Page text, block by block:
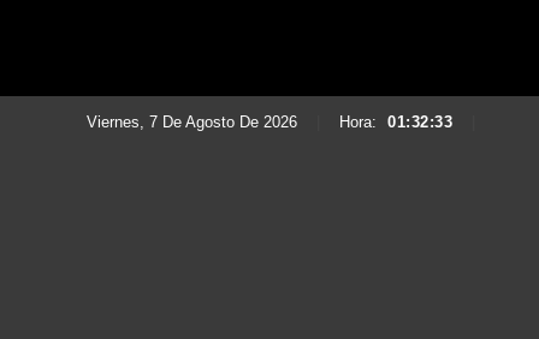
Viernes, 7 De Agosto De 2026 Hora: 01:32:34